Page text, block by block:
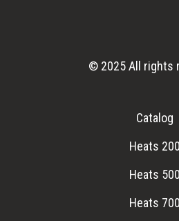
© 2025 All rights
Catalog
Heats 200
Heats 500
Heats 700